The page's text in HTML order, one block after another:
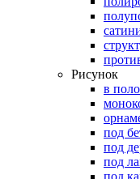
Рисунок
в
под
под
под
под